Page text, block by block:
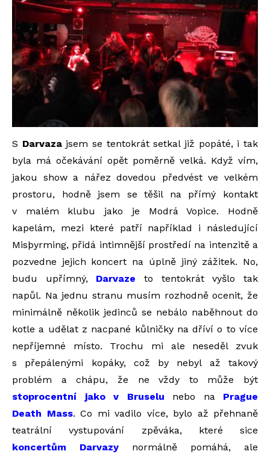
S Darvazajsem se tentokrát setkal již popáté, i tak
byla má očekávání opět poměrně velká. Když vím,
jakou show a nářez dovedou předvést ve velkém
prostoru, hodně jsem se těšil na přímý kontakt
v malém klubu jako je Modrá Vopice. Hodně
kapelám, mezi které patří například i následující
Misþyrming, přidá intimnější prostředí na intenzitě a
pozvedne jejich koncert na úplně jiný zážitek. No,
budu upřímný, Darvaze to tentokrát vyšlo tak
napůl. Na jednu stranu musím rozhodně ocenit, že
minimálně několik jedinců se nebálo naběhnout do
kotle a udělat z nacpané kůlničky na dříví o to více
nepříjemné místo. Trochu mi ale neseděl zvuk
s přepálenými kopáky, což by nebyl až takový
problém a chápu, že ne vždy to může být
stoprocentní jako v Bruselu nebo na Prague
Death Mass. Co mi vadilo více, bylo až přehnaně
teatrální vystupování zpěváka, které sice
koncertům Darvazy normálně pomáhá, ale